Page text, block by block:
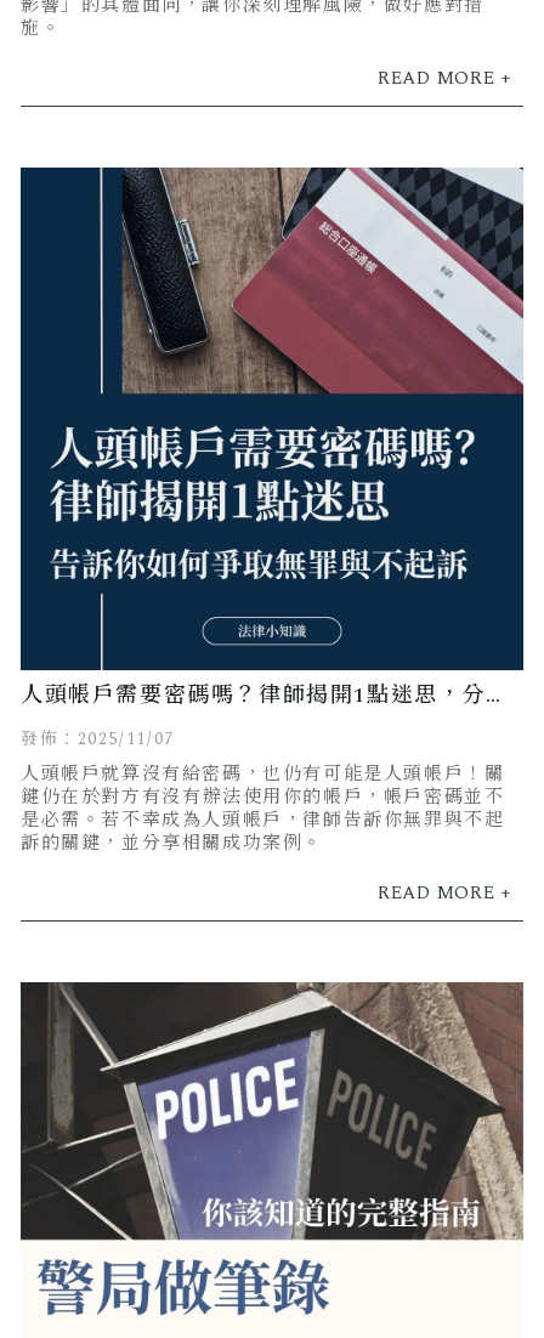
影響」的具體面向，讓你深刻理解風險，做好應對措
施。
人頭帳戶需要密碼嗎？律師揭開1點迷思，分享
無罪及不起訴案例！
發佈：2025/11/07
人頭帳戶就算沒有給密碼，也仍有可能是人頭帳戶！關
鍵仍在於對方有沒有辦法使用你的帳戶，帳戶密碼並不
是必需。若不幸成為人頭帳戶，律師告訴你無罪與不起
訴的關鍵，並分享相關成功案例。